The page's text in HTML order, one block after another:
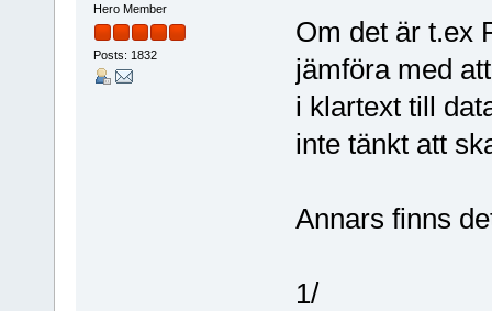
Hero Member
Posts: 1832
Om det är t.ex
jämföra med
i klartext till
inte tänkt att
Annars finns
1/